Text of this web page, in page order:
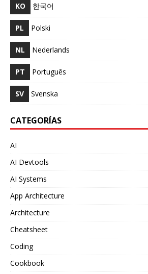
KO 한국어
PL Polski
NL Nederlands
PT Português
SV Svenska
CATEGORÍAS
AI
AI Devtools
AI Systems
App Architecture
Architecture
Cheatsheet
Coding
Cookbook